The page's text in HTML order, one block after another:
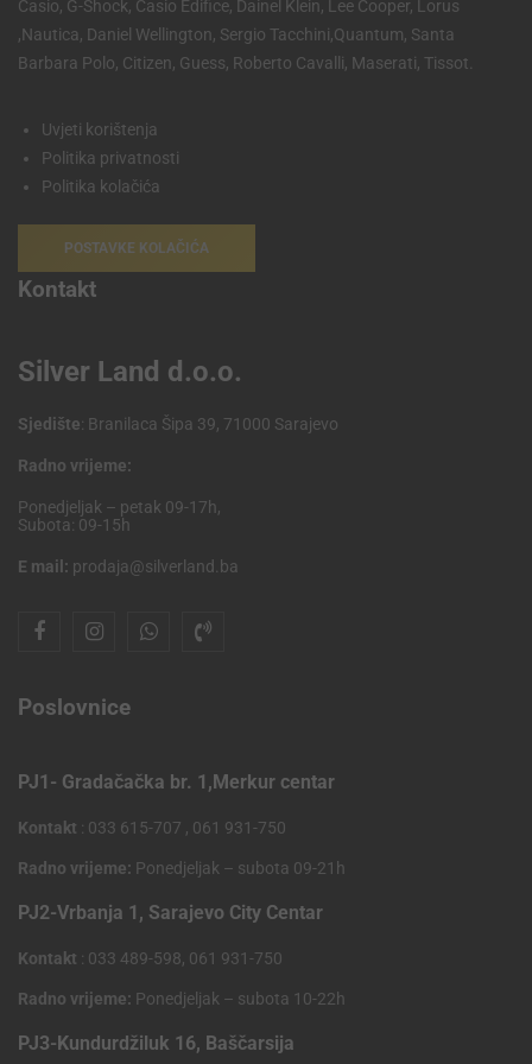
Casio, G-Shock, Casio Edifice, Dainel Klein, Lee Cooper, Lorus
,Nautica, Daniel Wellington, Sergio Tacchini,Quantum, Santa
Barbara Polo, Citizen, Guess, Roberto Cavalli, Maserati, Tissot.
Uvjeti korištenja
Politika privatnosti
Politika kolačića
POSTAVKE KOLAČIĆA
Kontakt
Silver Land d.o.o.
Sjedište: Branilaca Šipa 39, 71000 Sarajevo
Radno vrijeme:
Ponedjeljak – petak 09-17h,
Subota: 09-15h
E mail: prodaja@silverland.ba
Poslovnice
PJ1- Gradačačka br. 1,Merkur centar
Kontakt : 033 615-707 , 061 931-750
Radno vrijeme: Ponedjeljak – subota 09-21h
PJ2-Vrbanja 1, Sarajevo City Centar
Kontakt : 033 489-598, 061 931-750
Radno vrijeme: Ponedjeljak – subota 10-22h
PJ3-Kundurdžiluk 16, Baščarsija